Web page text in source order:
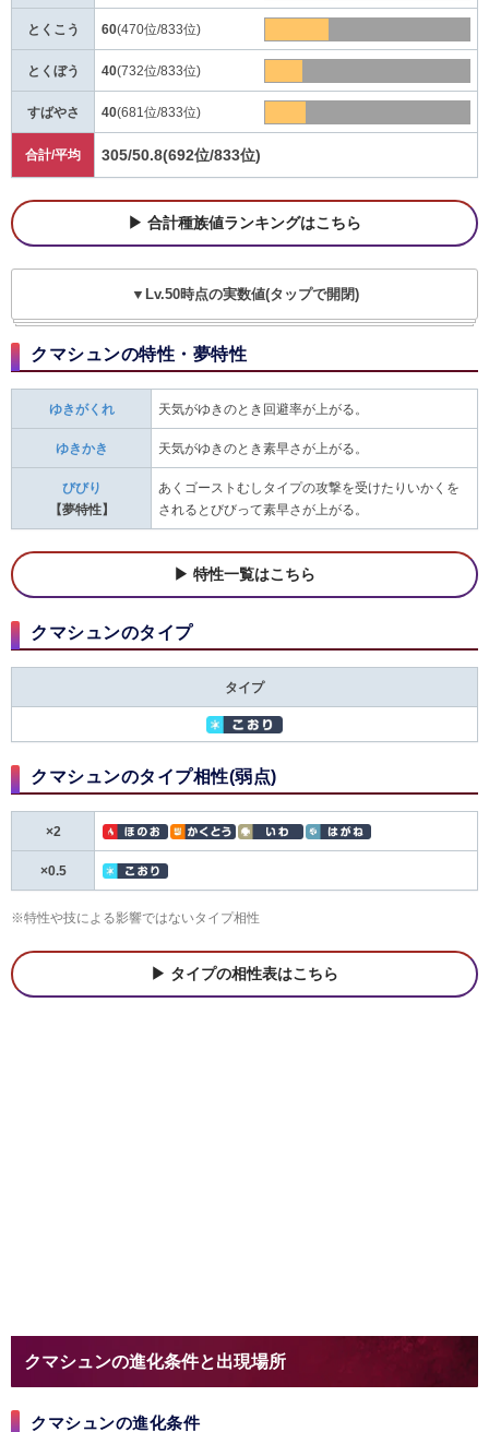
とくこう 60(470位/833位)
とくぼう 40(732位/833位)
すばやさ 40(681位/833位)
合計/平均 305/50.8(692位/833位)
合計種族値ランキングはこちら
▼Lv.50時点の実数値(タップで開閉)
クマシュンの特性・夢特性
ゆきがくれ 天気がゆきのとき回避率が上がる。
ゆきかき 天気がゆきのとき素早さが上がる。
びびり
【夢特性】
あくゴーストむしタイプの攻撃を受けたりいかくを
されるとびびって素早さが上がる。
特性一覧はこちら
クマシュンのタイプ
タイプ
クマシュンのタイプ相性(弱点)
×2
×0.5
※特性や技による影響ではないタイプ相性
タイプの相性表はこちら
クマシュンの進化条件と出現場所
クマシュンの進化条件